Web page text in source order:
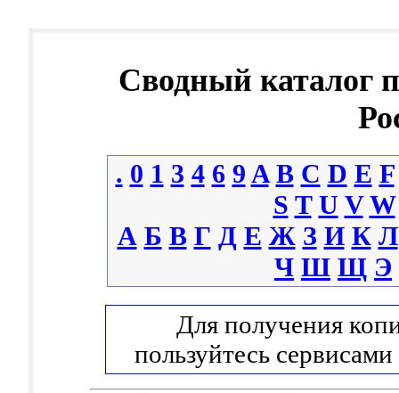
Сводный каталог
. 0 1 3 4 6 9 A B C D E F
S T U V W
А Б В Г Д Е Ж З И К Л
Ч Ш Щ Э
Для получения
пользуйтесь сервисами